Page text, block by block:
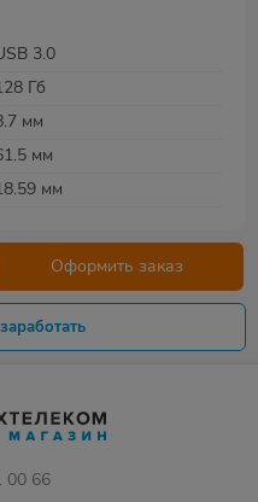
3.0
Гб
мм
мм
мм
Оформить заказ
00 66